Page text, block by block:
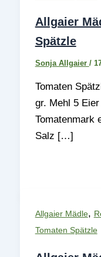
Allgaier
Spätzle
Sonja Allgaier /
Tomaten
gr. Mehl 5
Tomatenmark
Salz […]
Allgaier Mädle,
Tomaten Spätzle